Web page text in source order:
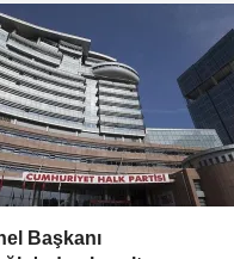
Başkanı